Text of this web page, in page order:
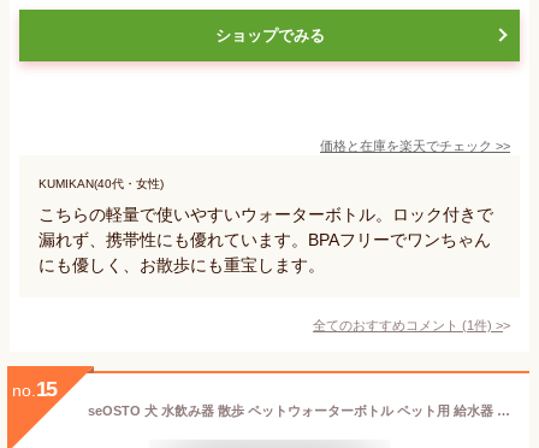
ショップでみる
価格と在庫を楽天でチェック >>
KUMIKAN(40代・女性)
こちらの軽量で使いやすいウォーターボトル。ロック付きで
漏れず、携帯性にも優れています。BPAフリーでワンちゃん
にも優しく、お散歩にも重宝します。
全てのおすすめコメント (1件) >
no. 15
seOSTO 犬 水飲み器 散歩 ペットウォーターボトル ペット用 給水器 ペットボトル 大容量 携帯 持ち運び 水槽付き 手軽に水分補給が出来 水漏れ防止 大型犬向け ペット水飲み器 かわいい 犬の散歩 ランニング アウトドア ドッグウォーターボトル 携帯用水飲みボトル 犬 猫 うさぎ 多種ペット兼用 (熊の形-ピンク)